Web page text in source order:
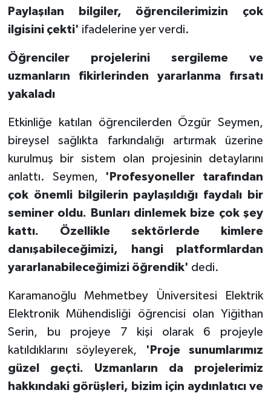
Paylaşılan bilgiler, öğrencilerimizin çok
ilgisini çekti' ifadelerine yer verdi.
Öğrenciler projelerini sergileme ve
uzmanların fikirlerinden yararlanma fırsatı
yakaladı
Etkinliğe katılan öğrencilerden Özgür Seymen,
bireysel sağlıkta farkındalığı artırmak üzerine
kurulmuş bir sistem olan projesinin detaylarını
anlattı. Seymen, 'Profesyoneller tarafından
çok önemli bilgilerin paylaşıldığı faydalı bir
seminer oldu. Bunları dinlemek bize çok şey
kattı. Özellikle sektörlerde kimlere
danışabileceğimizi, hangi platformlardan
yararlanabileceğimizi öğrendik' dedi.
Karamanoğlu Mehmetbey Üniversitesi Elektrik
Elektronik Mühendisliği öğrencisi olan Yiğithan
Serin, bu projeye 7 kişi olarak 6 projeyle
katıldıklarını söyleyerek,
'Proje sunumlarımız
güzel geçti. Uzmanların da projelerimiz
hakkındaki görüşleri, bizim için aydınlatıcı ve